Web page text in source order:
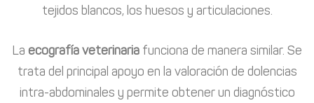
tejidos blancos, los huesos y articulaciones.
La ecografía veterinaria funciona de manera similar. Se
trata del principal apoyo en la valoración de dolencias
intra-abdominales y permite obtener un diagnóstico